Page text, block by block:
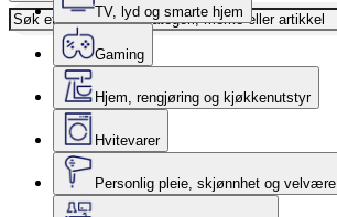
TV, lyd og smarte hjem
Gaming
Hjem, rengjøring og kjøkkenutstyr
Hvitevarer
Personlig pleie, skjønnhet og velvære